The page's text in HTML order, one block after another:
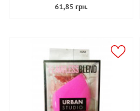
61,85 грн.